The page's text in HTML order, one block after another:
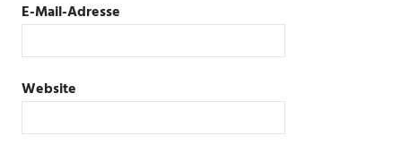
E-Mail-Adresse
Website